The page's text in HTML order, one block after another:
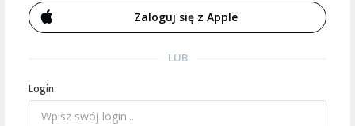
Zaloguj się z Apple
LUB
Login